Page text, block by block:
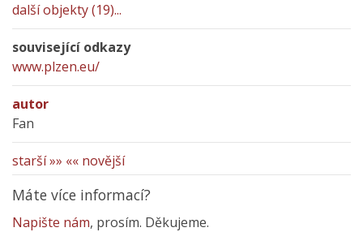
další objekty (19)...
související odkazy
www.plzen.eu/
autor
Fan
starší »» «« novější
Máte více informací?
Napište nám, prosím. Děkujeme.